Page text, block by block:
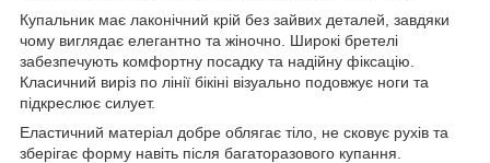
Купальник має лаконічний крій без зайвих деталей, завдяки
чому виглядає елегантно та жіночно. Широкі бретелі
забезпечують комфортну посадку та надійну фіксацію.
Класичний виріз по лінії бікіні візуально подовжує ноги та
підкреслює силует.
Еластичний матеріал добре облягає тіло, не сковує рухів та
зберігає форму навіть після багаторазового купання.